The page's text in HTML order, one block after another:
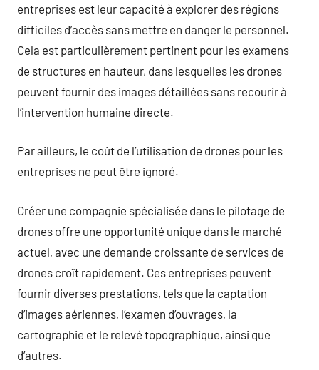
entreprises est leur capacité à explorer des régions
difficiles d’accès sans mettre en danger le personnel.
Cela est particulièrement pertinent pour les examens
de structures en hauteur, dans lesquelles les drones
peuvent fournir des images détaillées sans recourir à
l’intervention humaine directe.
Par ailleurs, le coût de l’utilisation de drones pour les
entreprises ne peut être ignoré.
Créer une compagnie spécialisée dans le pilotage de
drones offre une opportunité unique dans le marché
actuel, avec une demande croissante de services de
drones croît rapidement. Ces entreprises peuvent
fournir diverses prestations, tels que la captation
d’images aériennes, l’examen d’ouvrages, la
cartographie et le relevé topographique, ainsi que
d’autres.